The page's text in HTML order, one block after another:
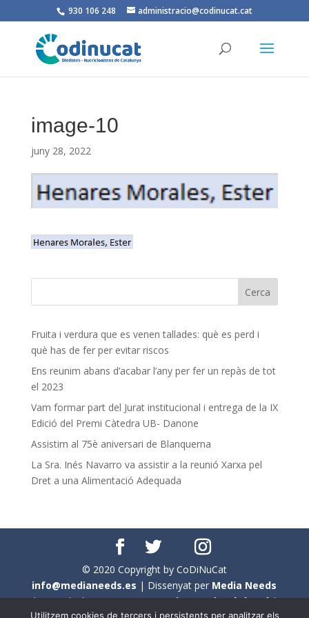
930 106 248 administracio@codinucat.cat
image-10
juny 28, 2022
Fruita i verdura que es venen tallades: què es perd i
què has de fer per evitar riscos
Ens reunim abans d’acabar l’any per fer un repàs de tot
el 2023
Vam formar part del Jurat institucional i entrega de la IX
Edició del Premi Càtedra UB- Danone
Assistim al 75è aniversari de Blanquerna
La Sra. Inés Navarro va assistir a la reunió Xarxa pel
Dret a una Alimentació Adequada
© 2020 Copyright by CoDiNuCat
info@medianeeds.es | Dissenyat per Media Needs
| Tots els drets reservats aCoDiNuCat |Avís legal|
Utilitzem cookies de tercers i persistents per analitzar els